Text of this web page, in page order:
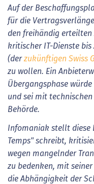
Auf der
für die
den freihändig
kritischer IT-Dienste
(derzukünftigen Swiss
zu wollen. Ein
Übergangsphase
und sei mit
Behörde.
Infomaniak stellt diese
Temps" schreibt,
wegen mangelnder
zu bedenken, mit
die Abhängigkeit der